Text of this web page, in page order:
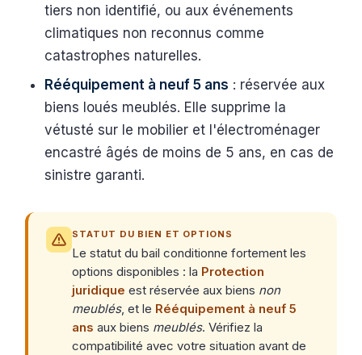
tiers non identifié, ou aux événements
climatiques non reconnus comme
catastrophes naturelles.
Rééquipement à neuf 5 ans : réservée aux
biens loués meublés. Elle supprime la
vétusté sur le mobilier et l'électroménager
encastré âgés de moins de 5 ans, en cas de
sinistre garanti.
STATUT DU BIEN ET OPTIONS
Le statut du bail conditionne fortement les
options disponibles : la Protection
juridique est réservée aux biens non
meublés, et le Rééquipement à neuf 5
ans aux biens meublés. Vérifiez la
compatibilité avec votre situation avant de